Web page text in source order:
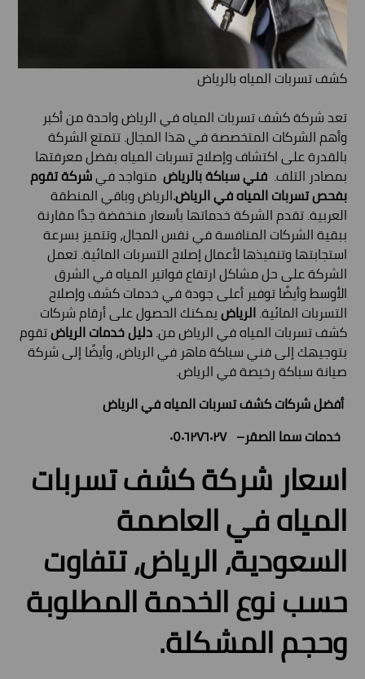
كشف تسربات المياه بالرياض
تعد شركة كشف تسربات المياه في الرياض واحدة من أكبر
وأهم الشركات المتخصصة في هذا المجال. تتمتع الشركة
بالقدرة على اكتشاف وإصلاح تسربات المياه بفضل معرفتها
بمصادر التلف. فني سباكة بالرياضمتواجد فيشركة تقوم
بفحص تسربات المياه في الرياض.الرياض وباقي المنطقة
العربية. تقدم الشركة خدماتها بأسعار منخفضة جدًا مقارنة
ببقية الشركات المنافسة في نفس المجال، وتتميز بسرعة
استجابتها وتنفيذها لأعمال إصلاح التسربات المائية. تعمل
الشركة على حل مشاكل ارتفاع فواتير المياه في الشرق
الأوسط وأيضًا توفير أعلى جودة في خدمات كشف وإصلاح
التسربات المائية.الرياضيمكنك الحصول على أرقام شركات
كشف تسربات المياه في الرياض من.دليل خدمات الرياضتقوم
بتوجيهك إلى فني سباكة ماهر في الرياض، وأيضًا إلى شركة
صيانة سباكة رخيصة في الرياض.
أفضل شركات كشف تسربات المياه في الرياض
خدمات سما الصقر– ٠٥٠٦٢٧٦٠٢٧
اسعار شركة كشف تسربات
المياه في العاصمة
السعودية، الرياض، تتفاوت
حسب نوع الخدمة المطلوبة
وحجم المشكلة.